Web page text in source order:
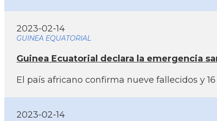
2023-02-14
GUINEA EQUATORIAL
Guinea Ecuatorial declara la emergencia
El paí­s africano confirma nueve fallecidos y
2023-02-14